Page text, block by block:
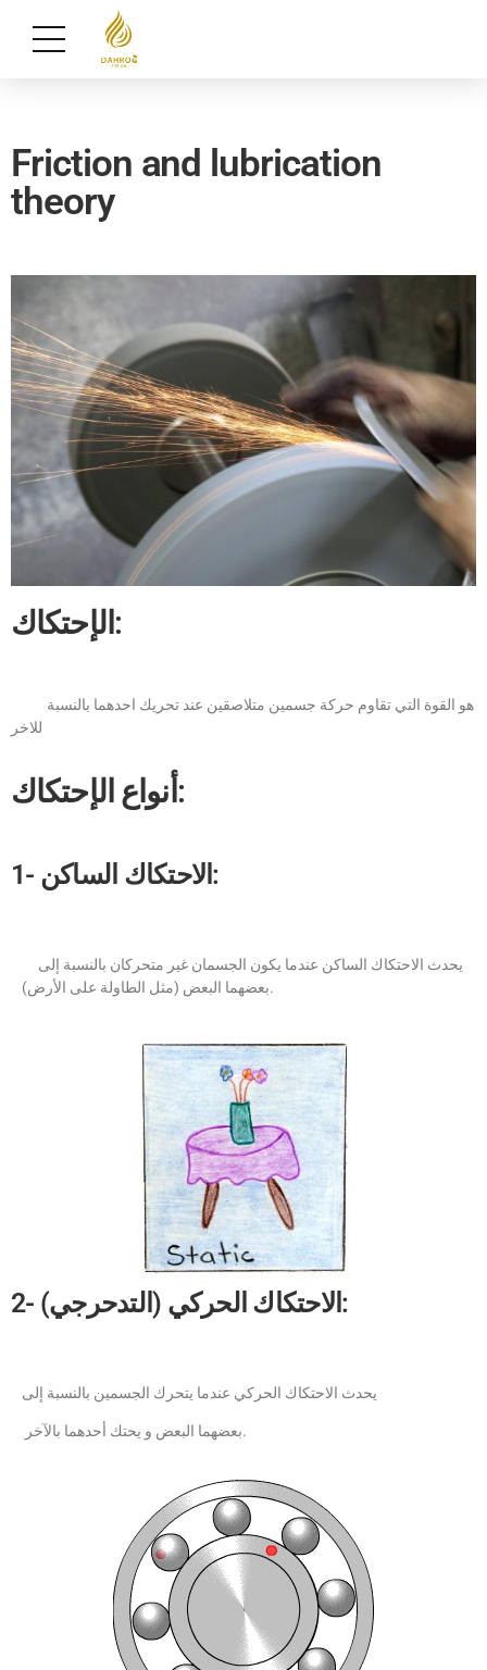
Friction and lubrication
theory
الإحتكاك:
للاخر
أنواع الإحتكاك:
1- الاحتكاك الساكن:
بعضهما البعض (مثل الطاولة على الأرض).
2- الاحتكاك الحركي (التدحرجي):
يحدث الاحتكاك الحركي عندما يتحرك الجسمين بالنسبة إلى
بعضهما البعض و يحتك أحدهما بالآخر.